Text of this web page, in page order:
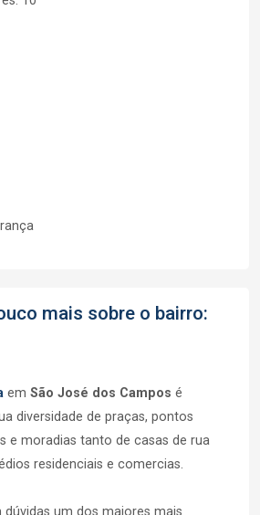
mais sobre o bairro:
em São José dos Campos é
diversidade de praças, pontos
e moradias tanto de casas de rua
residenciais e comercias.
dúvidas um dos maiores mais